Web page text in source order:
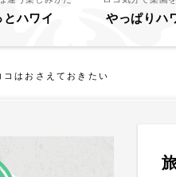
とハワイ やっぱりハ
コはおさえておきたい